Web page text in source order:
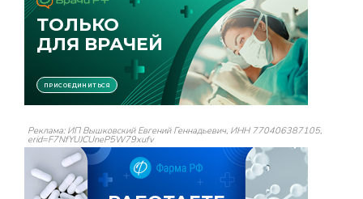
Реклама: ИП Вышковский Евгений Геннадьевич, ИНН 770406387105,
erid=F7NfYUJCUneP5W79xufv